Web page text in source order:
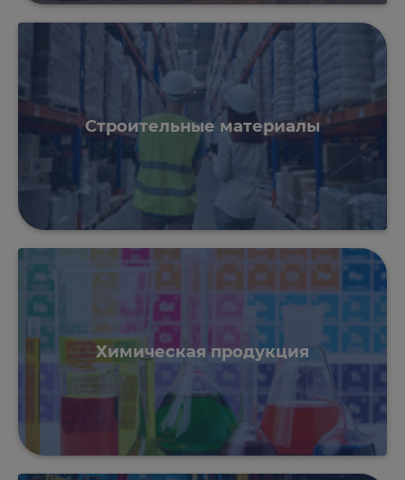
Строительные материалы
Химическая продукция